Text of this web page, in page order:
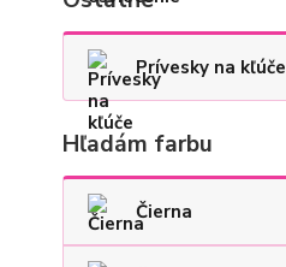
Prívesky na kľúče
Hľadám farbu
Čierna